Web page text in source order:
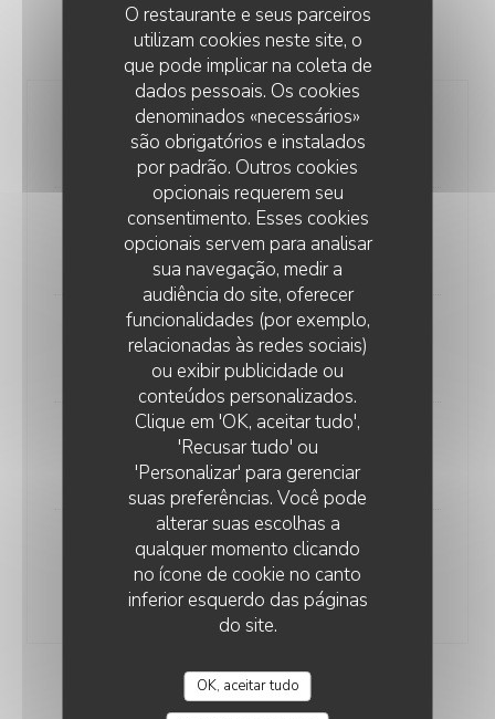
O restaurante e seus parceiros
utilizam cookies neste site, o
que pode implicar na coleta de
dados pessoais. Os cookies
denominados «necessários»
são obrigatórios e instalados
por padrão. Outros cookies
opcionais requerem seu
consentimento. Esses cookies
opcionais servem para analisar
sua navegação, medir a
audiência do site, oferecer
funcionalidades (por exemplo,
relacionadas às redes sociais)
ou exibir publicidade ou
conteúdos personalizados.
Clique em 'OK, aceitar tudo',
'Recusar tudo' ou
'Personalizar' para gerenciar
suas preferências. Você pode
alterar suas escolhas a
qualquer momento clicando
no ícone de cookie no canto
inferior esquerdo das páginas
do site.
OK, aceitar tudo
COCKTAILS
Spritz
10,00 EUR
Moscow Mule
10,00 EUR
Gin tonic
10,00 EUR
Chartreuse tonic
12,00 EUR
Labrador
(Rhum ambré, citron vert, jus ananas et gingembre)
10,00 EUR
VINS AU VERRE
LE CHIEN FOU